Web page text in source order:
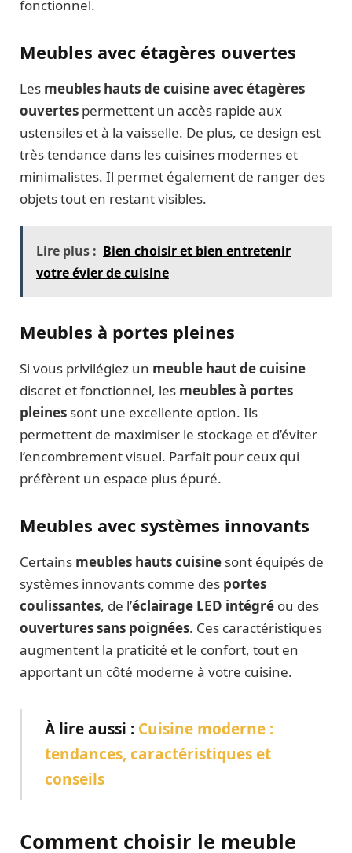
fonctionnel.
Meubles avec étagères ouvertes
Les meubles hauts de cuisine avec étagères
ouvertes permettent un accès rapide aux
ustensiles et à la vaisselle. De plus, ce design est
très tendance dans les cuisines modernes et
minimalistes. Il permet également de ranger des
objets tout en restant visibles.
Lire plus : Bien choisir et bien entretenir
votre évier de cuisine
Meubles à portes pleines
Si vous privilégiez un meuble haut de cuisine
discret et fonctionnel, les meubles à portes
pleines sont une excellente option. Ils
permettent de maximiser le stockage et d’éviter
l’encombrement visuel. Parfait pour ceux qui
préfèrent un espace plus épuré.
Meubles avec systèmes innovants
Certains meubles hauts cuisine sont équipés de
systèmes innovants comme des portes
coulissantes, de l’éclairage LED intégré ou des
ouvertures sans poignées. Ces caractéristiques
augmentent la praticité et le confort, tout en
apportant un côté moderne à votre cuisine.
À lire aussi : Cuisine moderne :
tendances, caractéristiques et
conseils
Comment choisir le meuble